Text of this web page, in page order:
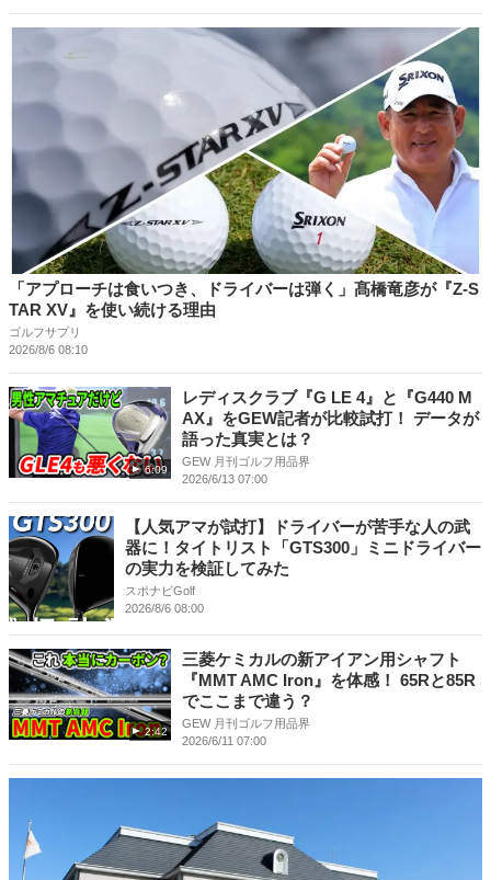
「アプローチは食いつき、ドライバーは弾く」髙橋竜彦が『Z-S
TAR XV』を使い続ける理由
ゴルフサプリ
2026/8/6 08:10
6:09
レディスクラブ『G LE 4』と『G440 M
AX』をGEW記者が比較試打！ データが
語った真実とは？
GEW 月刊ゴルフ用品界
2026/6/13 07:00
【人気アマが試打】ドライバーが苦手な人の武
器に！タイトリスト「GTS300」ミニドライバー
の実力を検証してみた
スポナビGolf
2026/8/6 08:00
2:42
三菱ケミカルの新アイアン用シャフト
『MMT AMC Iron』を体感！ 65Rと85R
でここまで違う？
GEW 月刊ゴルフ用品界
2026/6/11 07:00